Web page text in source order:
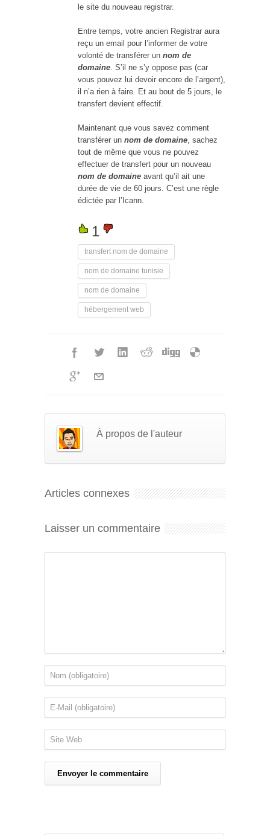
le site du nouveau registrar.
Entre temps, votre ancien Registrar aura
reçu un email pour l’informer de votre
volonté de transférer un nom de
domaine . S’il ne s’y oppose pas (car
vous pouvez lui devoir encore de l’argent),
il n’a rien à faire. Et au bout de 5 jours, le
transfert devient effectif.
Maintenant que vous savez comment
transférer un nom de domaine , sachez
tout de même que vous ne pouvez
effectuer de transfert pour un nouveau
nom de domaine avant qu’il ait une
durée de vie de 60 jours. C’est une règle
édictée par l’Icann.
1
transfert nom de domaine
nom de domaine tunisie
nom de domaine
hébergement web
À propos de l'auteur
Articles connexes
Laisser un commentaire